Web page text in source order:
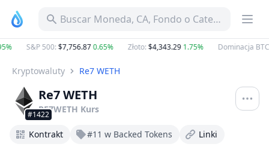
Buscar Moneda, CA, Fondo o Categoría
S&P 500:$7,756.870.65% Złoto:$4,343.291.75% Dominacja BTC
Kryptowaluty Re7 WETH
#1422
Re7 WETH
RE7WETH Kurs
Kontrakt #11 w Backed Tokens Linki